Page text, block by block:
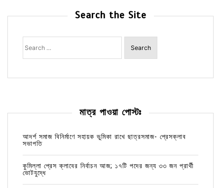
Search the Site
Search
for:
মাত্র পাওয়া পোস্টঃ
আদর্শ সমাজ বিনির্মাণে সহায়ক ভুমিকা রাখে ছাত্রসমাজ- প্রেসক্লাব
সভাপতি
কুমিল্লা প্রেস ক্লাবের নির্বাচন আজ; ১৭টি পদের জন্য ৩৩ জন প্রার্থী
ভোটযুদ্ধে